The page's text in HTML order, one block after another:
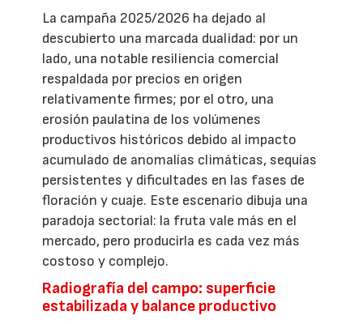
La campaña 2025/2026 ha dejado al
descubierto una marcada dualidad: por un
lado, una notable resiliencia comercial
respaldada por precios en origen
relativamente firmes; por el otro, una
erosión paulatina de los volúmenes
productivos históricos debido al impacto
acumulado de anomalías climáticas, sequías
persistentes y dificultades en las fases de
floración y cuaje. Este escenario dibuja una
paradoja sectorial: la fruta vale más en el
mercado, pero producirla es cada vez más
costoso y complejo.
Radiografía del campo: superficie
estabilizada y balance productivo